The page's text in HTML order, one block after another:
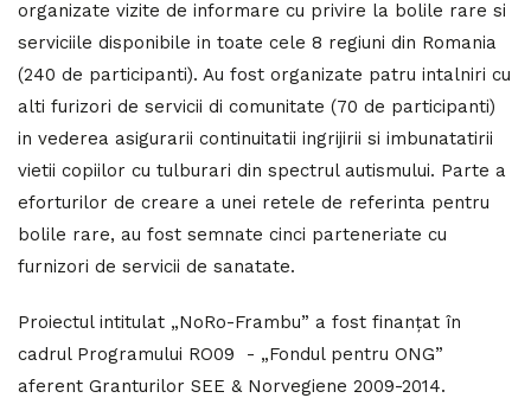
organizate vizite de informare cu privire la bolile rare si
serviciile disponibile in toate cele 8 regiuni din Romania
(240 de participanti). Au fost organizate patru intalniri cu
alti furizori de servicii di comunitate (70 de participanti)
in vederea asigurarii continuitatii ingrijirii si imbunatatirii
vietii copiilor cu tulburari din spectrul autismului. Parte a
eforturilor de creare a unei retele de referinta pentru
bolile rare, au fost semnate cinci parteneriate cu
furnizori de servicii de sanatate.
Proiectul intitulat „NoRo-Frambu” a fost finanțat în
cadrul Programului RO09 - „Fondul pentru ONG”
aferent Granturilor SEE & Norvegiene 2009-2014.